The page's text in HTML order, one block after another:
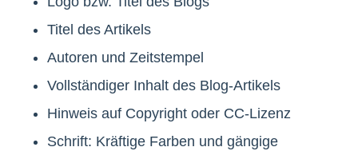
Titel des Artikels
Autoren und Zeitstempel
Vollständiger Inhalt des Blog-Artikels
Hinweis auf Copyright oder CC-Lizenz
Schrift: Kräftige Farben und gängige